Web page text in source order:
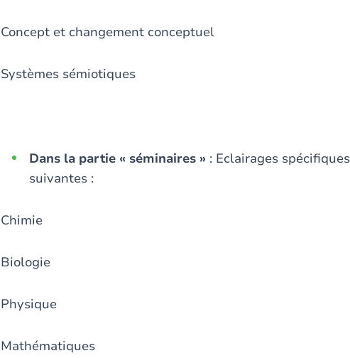
Concept et changement conceptuel
Systèmes sémiotiques
Dans la partie « séminaires » : Eclairages
suivantes :
Chimie
Biologie
Physique
Mathématiques